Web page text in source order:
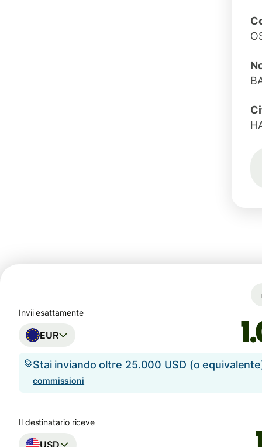
Invii esattamente
EUR
Stai inviando oltre 25.000 USD (o
commissioni
Il destinatario riceve